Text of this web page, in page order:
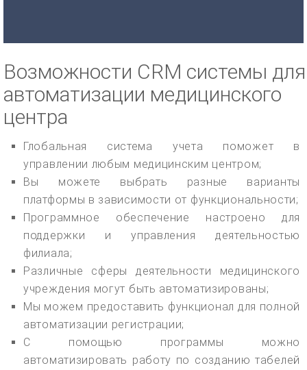
Возможности CRM системы для
автоматизации медицинского
центра
Глобальная система учета поможет в
управлении любым медицинским центром;
Вы можете выбрать разные варианты
платформы в зависимости от функциональности;
Программное обеспечение настроено для
поддержки и управления деятельностью
филиала;
Различные сферы деятельности медицинского
учреждения могут быть автоматизированы;
Мы можем предоставить функционал для полной
автоматизации регистрации;
С помощью программы можно
автоматизировать работу по созданию табелей